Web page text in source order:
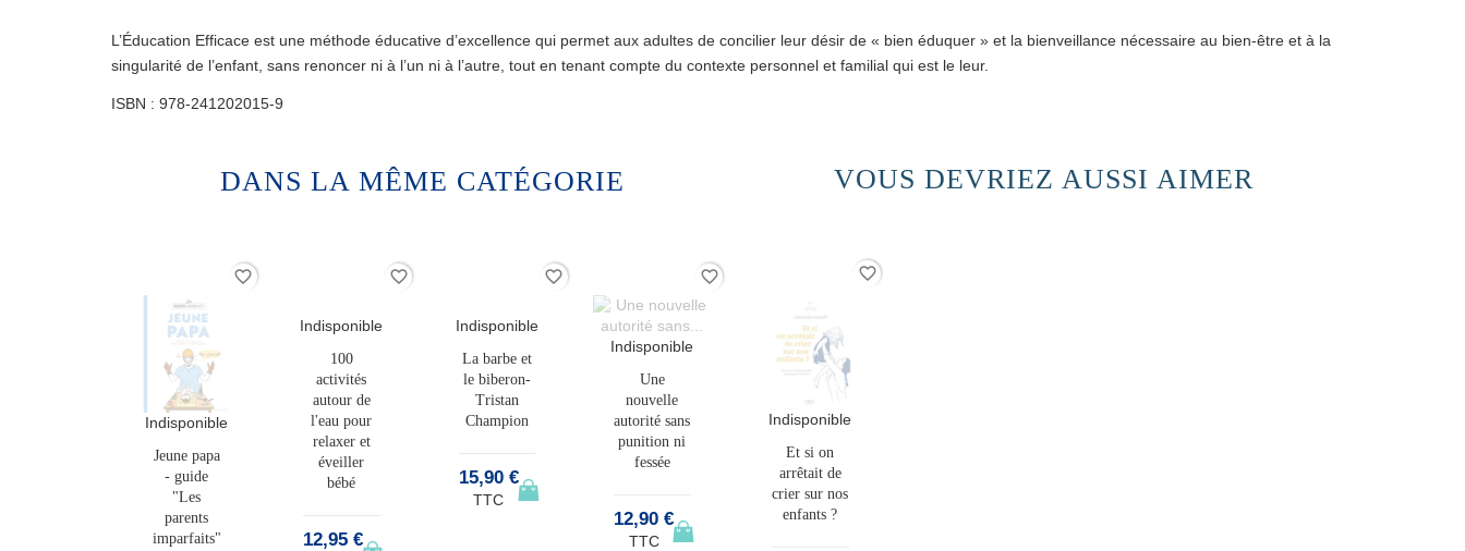
L’Éducation Efficace est une méthode éducative d’excellence qui permet aux adultes de concilier leur désir de « bien éduquer » et la bienveillance nécessaire au bien-être et à la
singularité de l’enfant, sans renoncer ni à l’un ni à l’autre, tout en tenant compte du contexte personnel et familial qui est le leur.
ISBN : 978-241202015-9
DANS LA MÊME CATÉGORIE
Indisponible
Jeune papa
- guide
"Les
parents
imparfaits"
favorite_border
Indisponible
100
activités
autour de
l'eau pour
relaxer et
éveiller
bébé
12,95 €
favorite_border
Indisponible
La barbe et
le biberon-
Tristan
Champion
15,90 €
TTC
favorite_border
Indisponible
Une
nouvelle
autorité sans
punition ni
fessée
12,90 €
TTC
favorite_border
Indisponible
Le guide
féministe de
la grossesse,
pour des
parents...
12,90 €
favorite_border
VOUS DEVRIEZ AUSSI AIMER
Indisponible
Et si on
arrêtait de
crier sur nos
enfants ?
favorite_border